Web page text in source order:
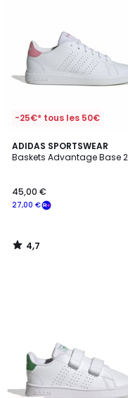
-25€* tous les 50€
ADIDAS SPORTSWEAR
Baskets Advantage Base
27,00 €
45,00 €
4,7
/ 5
4,7
/